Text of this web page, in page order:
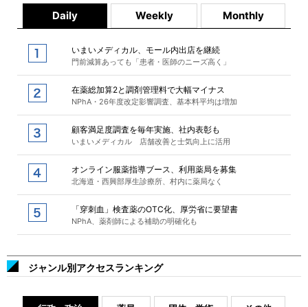
Daily Weekly Monthly
いまいメディカル、モール内出店を継続
門前減算あっても「患者・医師のニーズ高く」
在薬総加算2と調剤管理料で大幅マイナス
NPhA・26年度改定影響調査、基本料平均は増加
顧客満足度調査を毎年実施、社内表彰も
いまいメディカル 店舗改善と士気向上に活用
オンライン服薬指導ブース、利用薬局を募集
北海道・西興部厚生診療所、村内に薬局なく
「穿刺血」検査薬のOTC化、厚労省に要望書
NPhA、薬剤師による補助の明確化も
ジャンル別アクセスランキング